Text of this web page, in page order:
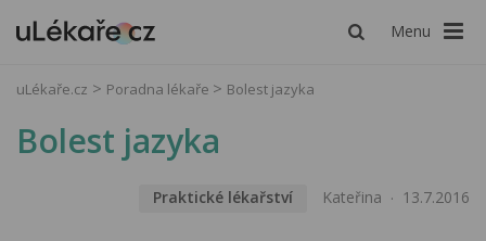
Menu
uLékaře.cz Poradna lékaře Bolest jazyka
Bolest jazyka
Praktické lékařství Kateřina 13.7.2016